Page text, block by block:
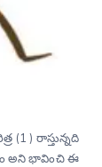
(1 ) రాస్తున్నది
అని భావించి ఈ